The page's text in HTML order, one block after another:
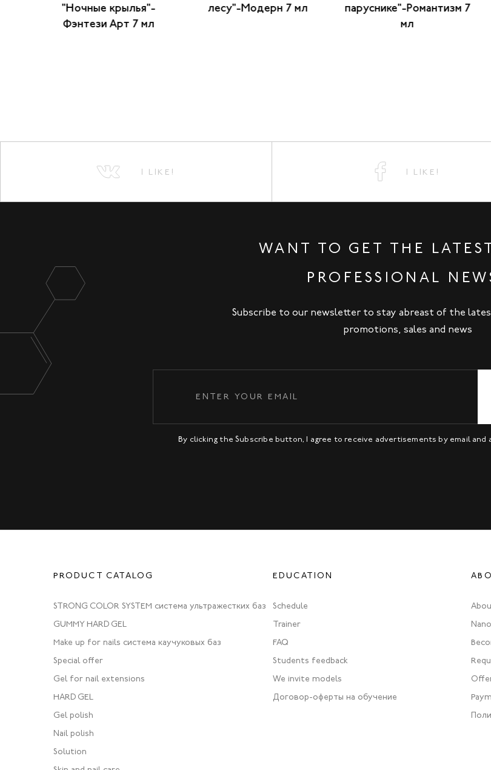
"Ночные крылья"-
Фэнтези Арт 7 мл
лесу"-Модерн 7 мл
паруснике"-Романтизм 7
мл
I LIKE! I LIKE!
WANT TO GET THE
PROFESSIONAL
Subscribe to our newsletter to stay abreast of the
promotions, sales and news
By clicking the Subscribe button, I agree to receive advertisements by email
PRODUCT CATALOG
STRONG COLOR SYSTEM система ультражестких баз
GUMMY HARD GEL
Make up for nails система каучуковых баз
Special offer
Gel for nail extensions
HARD GEL
Gel polish
Nail polish
Solution
EDUCATION
Schedule
Trainer
FAQ
Students feedback
We invite models
Договор-оферты на обучение